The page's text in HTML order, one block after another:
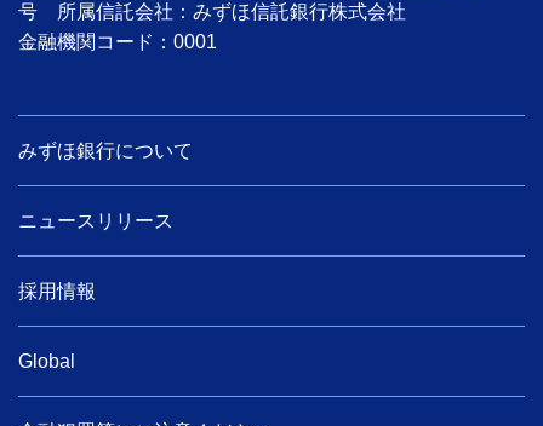
みずほ銀行について
号 所属信託会社：みずほ信託銀行株式会社
金融機関コード：0001
みずほ銀行について
ニュースリリース
採用情報
Global